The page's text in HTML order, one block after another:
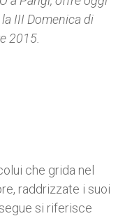
III Domenica di
2015.
che grida nel
raddrizzate i suoi
si riferisce